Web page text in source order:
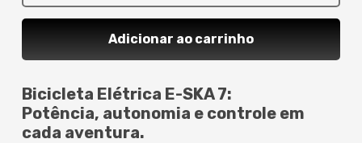
Bicicleta Elétrica E-SKA 7:
Potência, autonomia e controle em
cada aventura.
Adicionar ao carrinho